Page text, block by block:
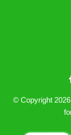
© Copyright